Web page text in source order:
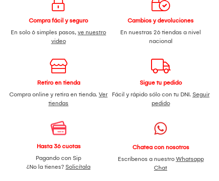
Compra fácil y seguro
En solo 6 simples pasos, ve nuestro
video
Cambios y devoluciones
En nuestras 26 tiendas a nivel
nacional
Retiro en tienda
Compra online y retira en tienda. Ver
tiendas
Sigue tu pedido
Fácil y rápido sólo con tu DNI. Seguir
pedido
Hasta 36 cuotas
Pagando con Sip
¿No la tienes? Solicítala
Chatea con nosotros
Escríbenos a nuestro Whatsapp
Chat